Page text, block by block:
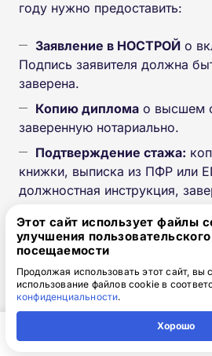
году нужно предоставить:
Заявление в НОСТРОЙ о
Подпись заявителя должна
заверена.
Копию диплома о высшем
заверенную нотариально.
Подтверждение стажа:
книжки, выписка из ПФР или
должностная инструкция,
Свидетельство о
сертификата из Центра оценки
Разрешение на работуили
иностранных граждан).
Справку об отсутствии
полученную не ранее чем за
Этот сайт использует файлы
улучшения
посещаемости
Продолжая использовать этот сайт, вы
использование файлов cookie в
конфиденциальности.
Хорошо